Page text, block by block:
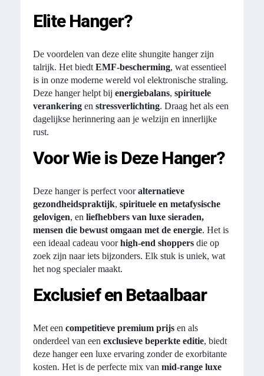
Elite Hanger?
De voordelen van deze elite shungite hanger zijn
talrijk. Het biedt EMF-bescherming, wat essentieel
is in onze moderne wereld vol elektronische straling.
Deze hanger helpt bij energiebalans, spirituele
verankeringen stressverlichting. Draag het als een
dagelijkse herinnering aan je welzijn en innerlijke
rust.
Voor Wie is Deze Hanger?
Deze hanger is perfect vooralternatieve
gezondheidspraktijk, spirituele en metafysische
gelovigen, en liefhebbers van luxe sieraden,
mensen die bewust omgaan met de energie. Het is
een ideaal cadeau voorhigh-end shoppersdie op
zoek zijn naar iets bijzonders. Elk stuk is uniek, wat
het nog specialer maakt.
Exclusief en Betaalbaar
Met een competitieve premium prijsen als
onderdeel van een exclusieve beperkte editie, biedt
deze hanger een luxe ervaring zonder de exorbitante
kosten. Het is de perfecte mix van mid-range luxe